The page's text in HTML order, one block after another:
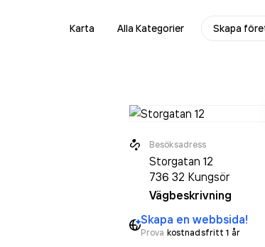
Karta Alla Kategorier Skapa
Besöksadress
Storgatan 12
736 32 Kungsör
Vägbeskrivning
Skapa en webbsida!
Prova kostnadsfritt 1 år